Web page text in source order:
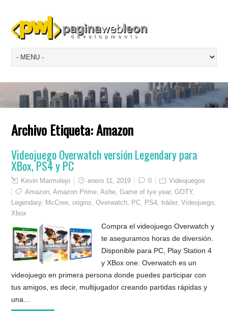
Archivo Etiqueta:Amazon
Videojuego Overwatch versión Legendary para
XBox, PS4 y PC
Kevin Marmolejo enero 11, 2019 0
Videojuegos
Amazon ,Amazon Prime ,Ashe ,Game of tye year,GOTY,
Legendary, McCree ,origins ,Overwatch PC PS4 ,tráiler,Videojuego
Xbox
Compra el videojuego Overwatch y
te aseguramos horas de diversión.
Disponible para PC, Play Station 4
y XBox one: Overwatch es un
videojuego en primera persona donde puedes participar con
tus amigos, es decir, multijugador creando partidas rápidas y
una…